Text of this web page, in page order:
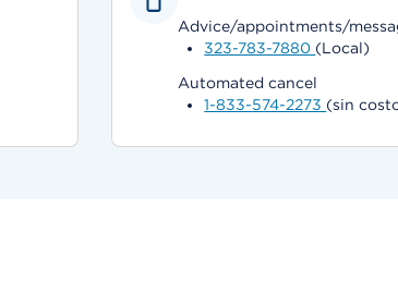
Advice/appointments/
323-783-7880 (Local)
Automated cancel
1-833-574-2273 (sin